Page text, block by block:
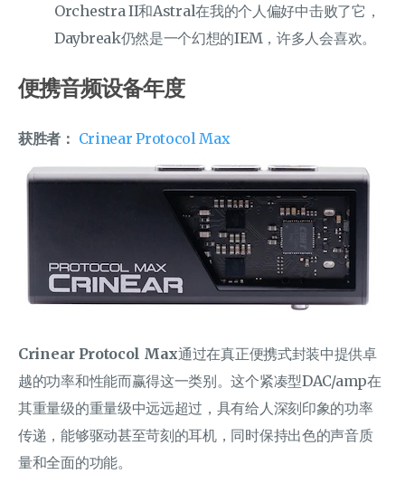
Orchestra II和Astral在我的个人偏好中击败了它，
Daybreak仍然是一个幻想的IEM，许多人会喜欢。
便携音频设备年度
获胜者： Crinear Protocol Max
Crinear Protocol Max通过在真正便携式封装中提供卓
越的功率和性能而赢得这一类别。这个紧凑型DAC/amp在
其重量级的重量级中远远超过，具有给人深刻印象的功率
传递，能够驱动甚至苛刻的耳机，同时保持出色的声音质
量和全面的功能。